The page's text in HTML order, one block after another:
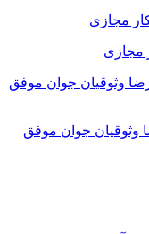
مجازی
جوان موفق